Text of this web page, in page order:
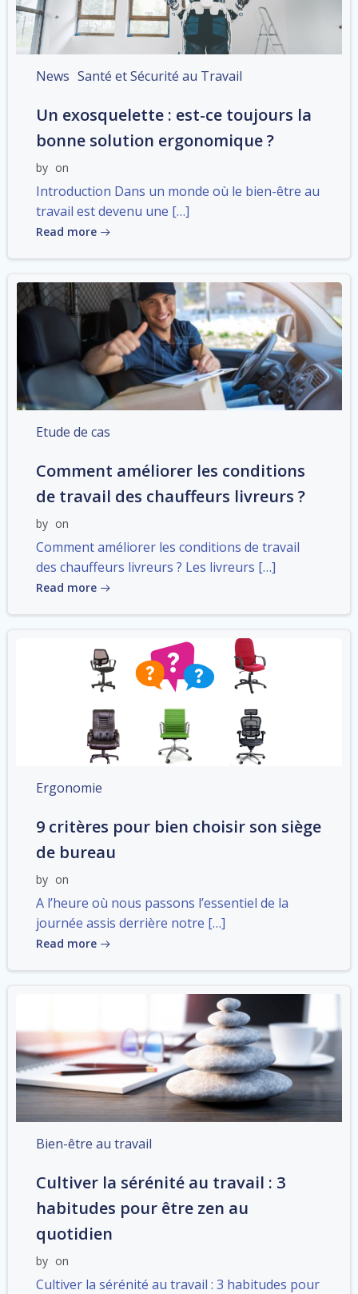
News Santé et Sécurité au Travail
Un exosquelette : est-ce toujours la
bonne solution ergonomique ?
by on
Introduction Dans un monde où le bien-être au
travail est devenu une […]
Read more
Etude de cas
Comment améliorer les conditions
de travail des chauffeurs livreurs ?
by on
Comment améliorer les conditions de travail
des chauffeurs livreurs ? Les livreurs […]
Read more
Ergonomie
9 critères pour bien choisir son siège
de bureau
by on
A l’heure où nous passons l’essentiel de la
journée assis derrière notre […]
Read more
Bien-être au travail
Cultiver la sérénité au travail : 3
habitudes pour être zen au
quotidien
by on
Cultiver la sérénité au travail : 3 habitudes pour